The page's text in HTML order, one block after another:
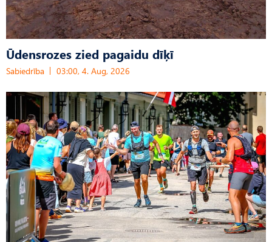
Ūdensrozes zied pagaidu dīķī
Sabiedrība 03:00, 4. Aug, 2026